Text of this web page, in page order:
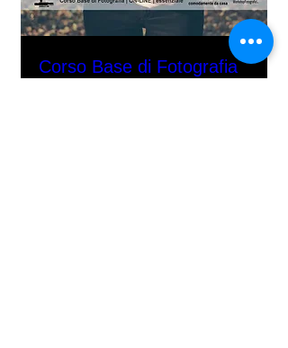
Corso Base di Fotografia